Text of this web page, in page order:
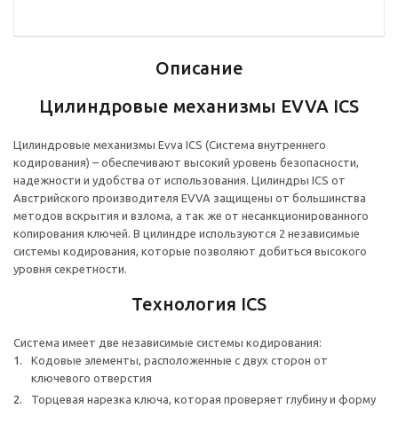
Описание
Цилиндровые механизмы EVVA ICS
Цилиндровые механизмы Evva ICS (Система внутреннего
кодирования) – обеспечивают высокий уровень безопасности,
надежности и удобства от использования. Цилиндры ICS от
Австрийского производителя EVVA защищены от большинства
методов вскрытия и взлома, а так же от несанкционированного
копирования ключей. В цилиндре используются 2 независимые
системы кодирования, которые позволяют добиться высокого
уровня секретности.
Технология ICS
Система имеет две независимые системы кодирования:
Кодовые элементы, расположенные с двух сторон от
ключевого отверстия
Торцевая нарезка ключа, которая проверяет глубину и форму